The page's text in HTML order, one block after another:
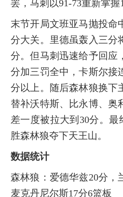
罢，马刺以91-73重新掌握
末节开局文班亚马抛投命
分大关。里德虽轰入三分
分。但马刺迅速给予回应
分加三罚全中，卡斯尔接
分以上。随后森林狼换下
替补沃特斯、比永博、奥
差一度被拉大到30分。最
胜森林狼夺下天王山。
数据统计
森林狼：爱德华兹20分，
麦克丹尼尔斯17分6篮板